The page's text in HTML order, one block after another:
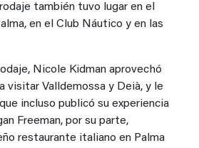
también tuvo lugar en el
en el Club Náutico y en las
Nicole Kidman aprovechó
visitar Valldemossa y Deià, y le
incluso publicó su experiencia
Freeman, por su parte,
restaurante italiano en Palma